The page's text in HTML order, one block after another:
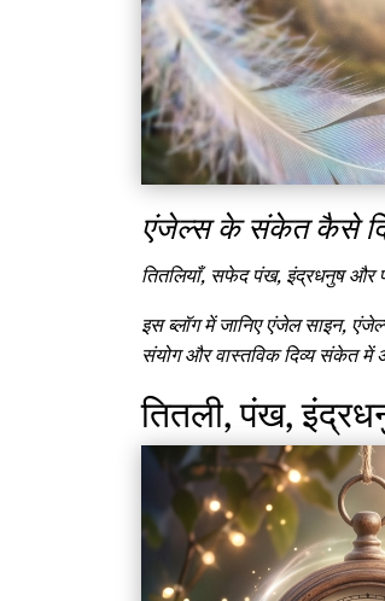
एंजेल्स के संकेत कैसे
तितलियाँ, सफेद पंख, इंद्रधनुष और
इस ब्लॉग में जानिए एंजेल साइन,
संयोग और वास्तविक दिव्य संकेत में
तितली, पंख,